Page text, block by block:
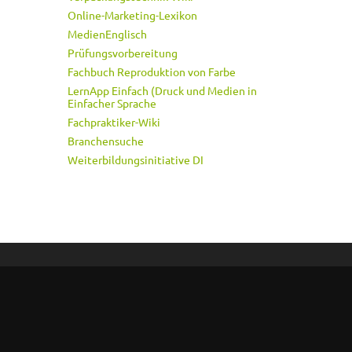
Online-Marketing-Lexikon
MedienEnglisch
Prüfungsvorbereitung
Fachbuch Reproduktion von Farbe
LernApp Einfach (Druck und Medien in
Einfacher Sprache
Fachpraktiker-Wiki
Branchensuche
Weiterbildungsinitiative DI